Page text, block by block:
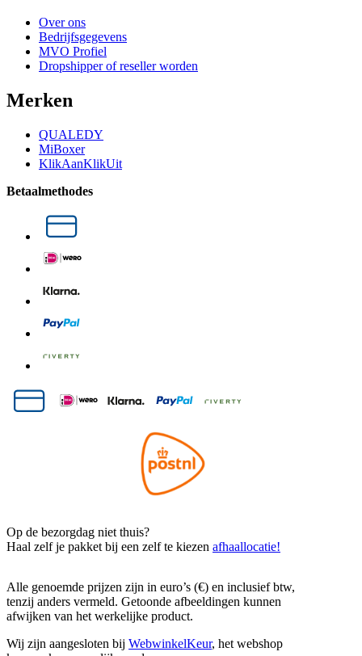
Over ons
Bedrijfsgegevens
MVO Profiel
Dropshipper of reseller worden
Merken
QUALEDY
MiBoxer
KlikAanKlikUit
Betaalmethodes
Op de bezorgdag niet thuis?
Haal zelf je pakket bij een zelf te kiezen afhaallocatie!
Alle genoemde prijzen zijn in euro’s (€) en inclusief btw,
tenzij anders vermeld. Getoonde afbeeldingen kunnen
afwijken van het werkelijke product.
Wij zijn aangesloten bij WebwinkelKeur, het webshop